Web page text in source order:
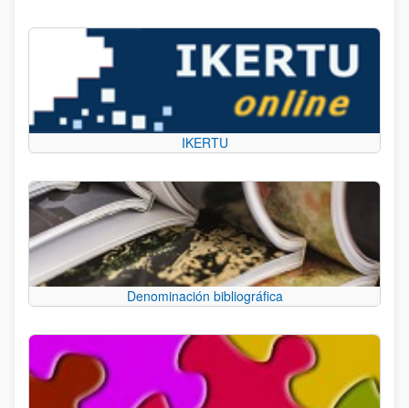
IKERTU
Denominación bibliográfica